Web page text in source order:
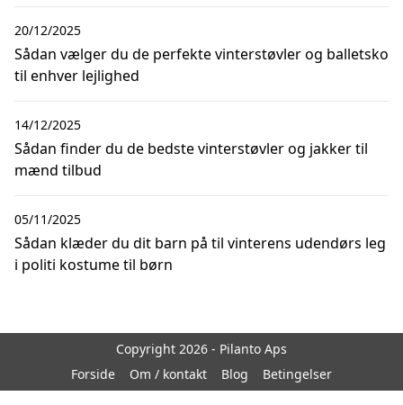
Sådan vælger du de perfekte vinterstøvler og balletsko
til enhver lejlighed
20/12/2025
Sådan finder du de bedste vinterstøvler og jakker til
mænd tilbud
14/12/2025
Sådan klæder du dit barn på til vinterens udendørs leg
i politi kostume til børn
05/11/2025
Copyright 2026 - Pilanto Aps
Forside
Om / kontakt Blog Betingelser